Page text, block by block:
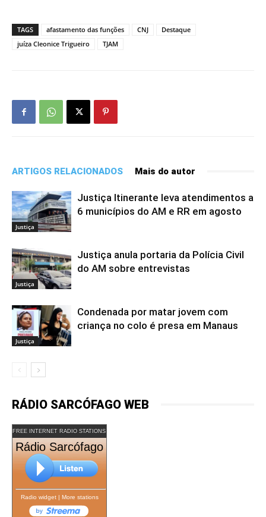
TAGS afastamento das funções CNJ
Destaque
juíza Cleonice Trigueiro
TJAM
ARTIGOS RELACIONADOS Mais do autor
Justiça
Justiça Itinerante leva atendimentos a
6 municípios do AM e RR em agosto
Justiça
Justiça anula portaria da Polícia Civil
do AM sobre entrevistas
Justiça
Condenada por matar jovem com
criança no colo é presa em Manaus
RÁDIO SARCÓFAGO WEB
FREE INTERNET RADIO STATIONS
Rádio Sarcófago
Radio widget| More stations